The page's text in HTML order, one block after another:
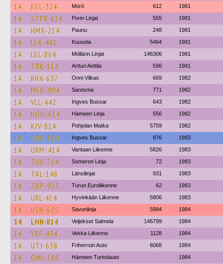
14 KEL-324 Mörö 612 1981
14 5TPX-614 Porin Linjat 555 1981
14 HMX-214 Paunu 248 1981
14 LEK-481 Kuusela 5464 1981
14 LEL-864 Möllärin Linjat 146306 1981
14 TRK-114 Artturi Anttila 596 1981
14 RHX-637 Onni Vilkas 669 1982
14 MEB-904 Saresma 771 1982
14 VLL-442 Ingves Bussar 643 1982
14 HOO-614 Hämeen Linja 556 1982
14 KJV-814 Pohjolan Matka 5759 1982
14 UPU-810 Ingves Bussar 876 1983
14 URM-414 Vantaan Liikenne 5826 1983
14 TUK-714 Someron Linja 72 1983
14 TAL-148 Länsilinjat 931 1983
14 ZBP-923 Turun Euroliikenne 62 1983
14 URL-414 Hyvinkään Liikenne 5806 1983
14 USN-625 Savonlinja 5994 1984
14 LHN-814 Veljekset Salmela 146799 1984
14 YBF-454 Vekka Liikenne 1128 1984
14 UTJ-638 Friherrsin Auto 6068 1984
14 OML-168 Hämeen Turistiauto 1984